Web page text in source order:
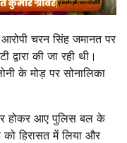
चरन सिंह जमानत पर
की जा रही थी।
के मोड़ पर सोनालिका
होकर आए पुलिस बल के
हिरासत में लिया और